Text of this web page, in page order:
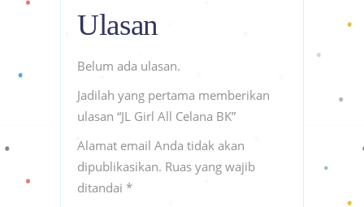
Ulasan
Belum ada ulasan.
Jadilah yang pertama memberikan
ulasan “JL Girl All Celana BK”
Alamat email Anda tidak akan
dipublikasikan. Ruas yang wajib
ditandai *